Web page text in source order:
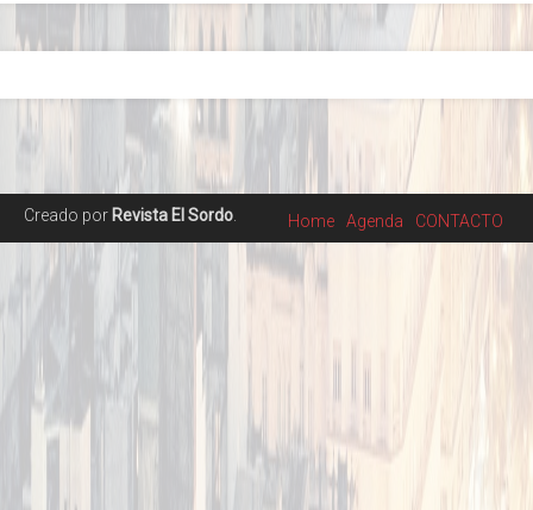
Creado por Revista El Sordo Home Agenda CONTACTO